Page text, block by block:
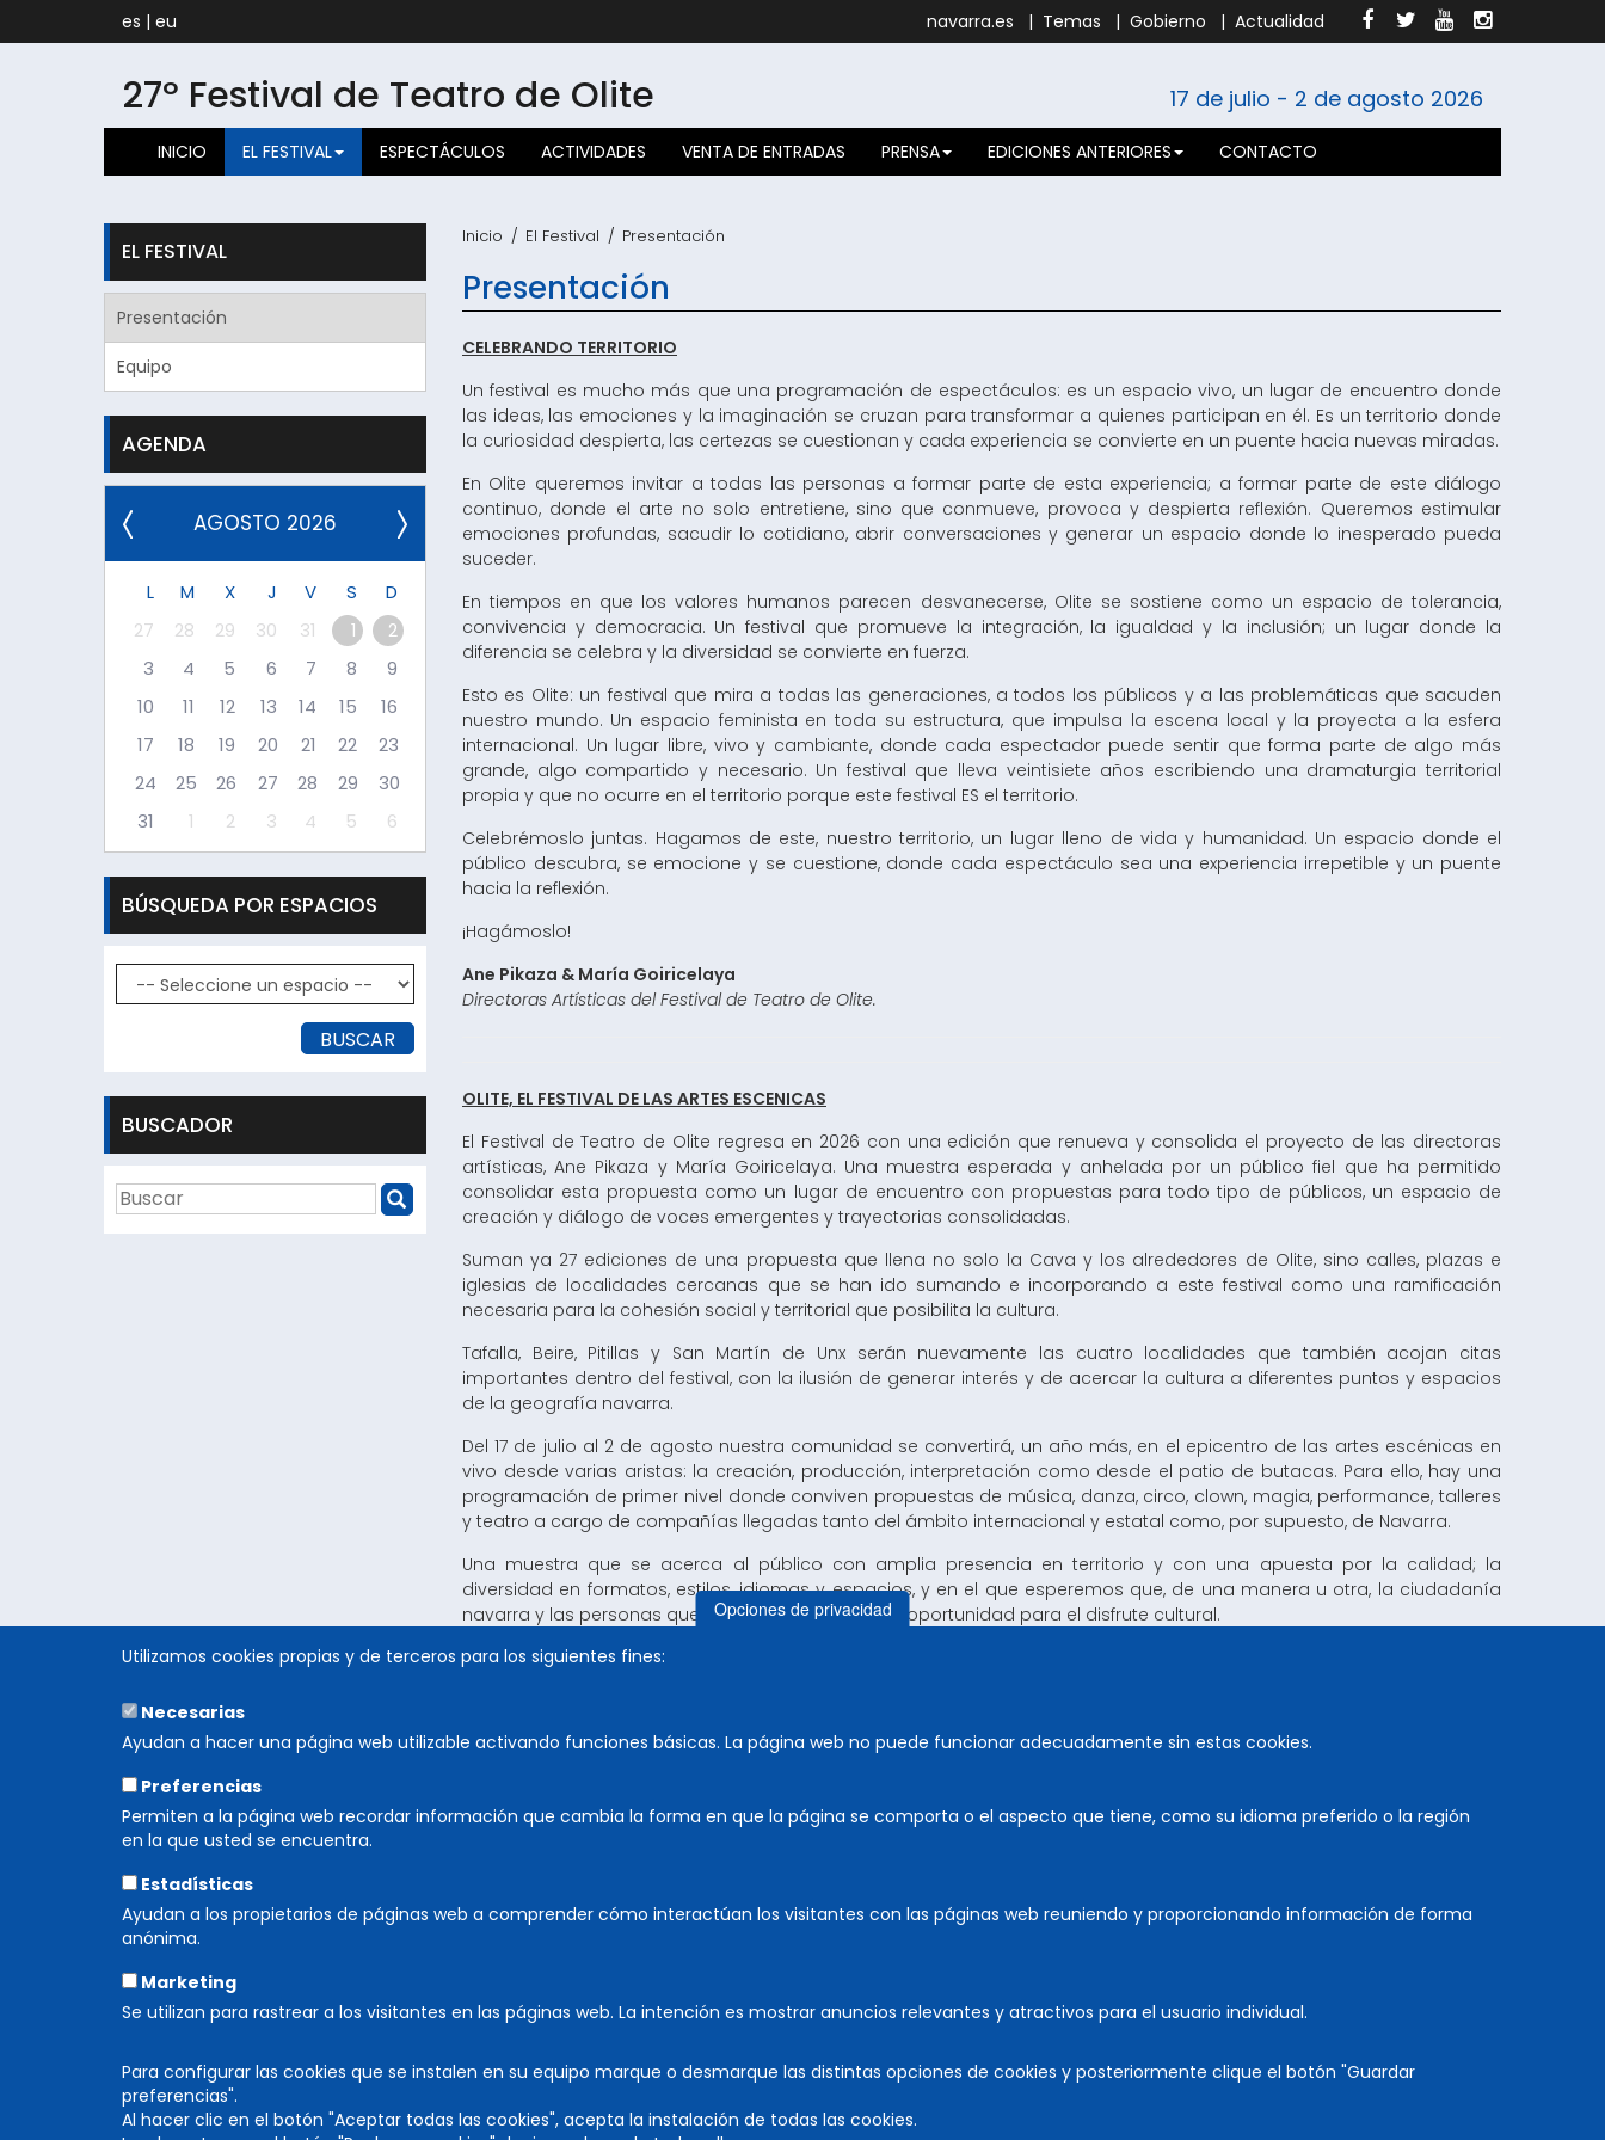
es | eu navarra.es | Temas | Gobierno | Actualidad
27º Festival de Teatro de Olite 17 de julio - 2 de agosto 2026
INICIO EL FESTIVAL ESPECTÁCULOS ACTIVIDADES VENTA DE ENTRADAS PRENSA EDICIONES ANTERIORES CONTACTO
Inicio El Festival Presentación
Presentación
CELEBRANDO TERRITORIO
Un festival es mucho más que una programación de espectáculos: es un espacio vivo, un lugar de encuentro donde
las ideas, las emociones y la imaginación se cruzan para transformar a quienes participan en él. Es un territorio donde
la curiosidad despierta, las certezas se cuestionan y cada experiencia se convierte en un puente hacia nuevas miradas.
En Olite queremos invitar a todas las personas a formar parte de esta experiencia; a formar parte de este diálogo
continuo, donde el arte no solo entretiene, sino que conmueve, provoca y despierta reflexión. Queremos estimular
emociones profundas, sacudir lo cotidiano, abrir conversaciones y generar un espacio donde lo inesperado pueda
suceder.
En tiempos en que los valores humanos parecen desvanecerse, Olite se sostiene como un espacio de tolerancia,
convivencia y democracia. Un festival que promueve la integración, la igualdad y la inclusión; un lugar donde la
diferencia se celebra y la diversidad se convierte en fuerza.
Esto es Olite: un festival que mira a todas las generaciones, a todos los públicos y a las problemáticas que sacuden
nuestro mundo. Un espacio feminista en toda su estructura, que impulsa la escena local y la proyecta a la esfera
internacional. Un lugar libre, vivo y cambiante, donde cada espectador puede sentir que forma parte de algo más
grande, algo compartido y necesario. Un festival que lleva veintisiete años escribiendo una dramaturgia territorial
propia y que no ocurre en el territorio porque este festival ES el territorio.
Celebrémoslo juntas. Hagamos de este, nuestro territorio, un lugar lleno de vida y humanidad. Un espacio donde el
público descubra, se emocione y se cuestione, donde cada espectáculo sea una experiencia irrepetible y un puente
hacia la reflexión.
¡Hagámoslo!
Ane Pikaza & María Goiricelaya
Directoras Artísticas del Festival de Teatro de Olite.
OLITE, EL FESTIVAL DE LAS ARTES ESCENICAS
El Festival de Teatro de Olite regresa en 2026 con una edición que renueva y consolida el proyecto de las directoras
artísticas, Ane Pikaza y María Goiricelaya. Una muestra esperada y anhelada por un público fiel que ha permitido
consolidar esta propuesta como un lugar de encuentro con propuestas para todo tipo de públicos, un espacio de
creación y diálogo de voces emergentes y trayectorias consolidadas.
Suman ya 27 ediciones de una propuesta que llena no solo la Cava y los alrededores de Olite, sino calles, plazas e
iglesias de localidades cercanas que se han ido sumando e incorporando a este festival como una ramificación
necesaria para la cohesión social y territorial que posibilita la cultura.
Tafalla, Beire, Pitillas y San Martín de Unx serán nuevamente las cuatro localidades que también acojan citas
importantes dentro del festival, con la ilusión de generar interés y de acercar la cultura a diferentes puntos y espacios
de la geografía navarra.
Del 17 de julio al 2 de agosto nuestra comunidad se convertirá, un año más, en el epicentro de las artes escénicas en
vivo desde varias aristas: la creación, producción, interpretación como desde el patio de butacas. Para ello, hay una
programación de primer nivel donde conviven propuestas de música, danza, circo, clown, magia, performance, talleres
y teatro a cargo de compañías llegadas tanto del ámbito internacional y estatal como, por supuesto, de Navarra.
Una muestra que se acerca al público con amplia presencia en territorio y con una apuesta por la calidad; la
diversidad en formatos, estilos, idiomas y espacios, y en el que esperemos que, de una manera u otra, la ciudadanía
navarra y las personas que nos visitan tengan una oportunidad para el disfrute cultural.
El Festival de Teatro de Olite es una propuesta única en nuestra comunidad, que perdura en el tiempo por el trabajo
Rebeca Esnaola Bermejo
EL FESTIVAL
Presentación
Equipo
AGENDA
AGOSTO 2026
L M X J V S
D
27
28 29 30 31 1
2
3
4 5 6 7 8
9
10
11 12 13 14 15
16
17
18 19 20 21 22
23
24
25 26 27 28 29
30
31
1 2 3 4 5 6
BÚSQUEDA POR ESPACIOS
BUSCADOR
Opciones de privacidad
Utilizamos cookies propias y de terceros para los siguientes fines:
Necesarias
Ayudan a hacer una página web utilizable activando funciones básicas. La página web no puede funcionar adecuadamente sin estas cookies.
Preferencias
Permiten a la página web recordar información que cambia la forma en que la página se comporta o el aspecto que tiene, como su idioma preferido o la región
en la que usted se encuentra.
Estadísticas
Ayudan a los propietarios de páginas web a comprender cómo interactúan los visitantes con las páginas web reuniendo y proporcionando información de forma
anónima.
Marketing
Se utilizan para rastrear a los visitantes en las páginas web. La intención es mostrar anuncios relevantes y atractivos para el usuario individual.
Para configurar las cookies que se instalen en su equipo marque o desmarque las distintas opciones de cookies y posteriormente clique el botón "Guardar
preferencias".
Al hacer clic en el botón "Aceptar todas las cookies", acepta la instalación de todas las cookies.